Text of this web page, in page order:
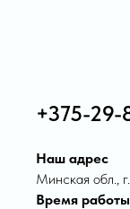
+375-
Наш адрес
Минская обл.,
Время работы